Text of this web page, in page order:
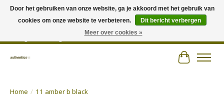
Wij hechten veel belang aan persoonlijk advies en zorgen voor jouw outfit! |
Authentics - Plezantstraat 22 - 9220 Hamme - Tel 052 25 67 00 - Open van
Home / 11 amber b black
Door het gebruiken van onze website, ga je akkoord met het gebruik van
cookies om onze website te verbeteren.
Dit bericht verbergen
Meer over cookies »